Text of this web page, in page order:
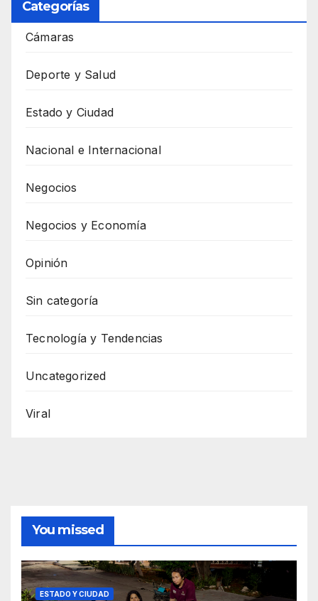
Categorías
Cámaras
Deporte y Salud
Estado y Ciudad
Nacional e Internacional
Negocios
Negocios y Economía
Opinión
Sin categoría
Tecnología y Tendencias
Uncategorized
Viral
You missed
ESTADO Y CIUDAD